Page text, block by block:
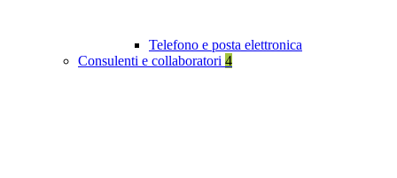
Telefono e posta elettronica
Consulenti e collaboratori 4